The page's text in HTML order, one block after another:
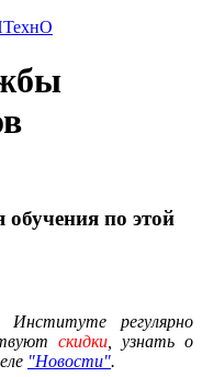
по этой
регулярно
скидки, узнать о
"Новости".